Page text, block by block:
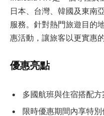
日本、台灣、韓國及東南
服務。針對熱門旅遊目的
惠活動，讓旅客以更實惠
優惠亮點
多國航班與住宿搭配方
限時優惠期間內享特別